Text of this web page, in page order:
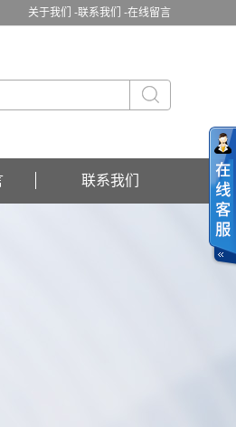
关于我们 -联系我们 -在线留言
联系我们